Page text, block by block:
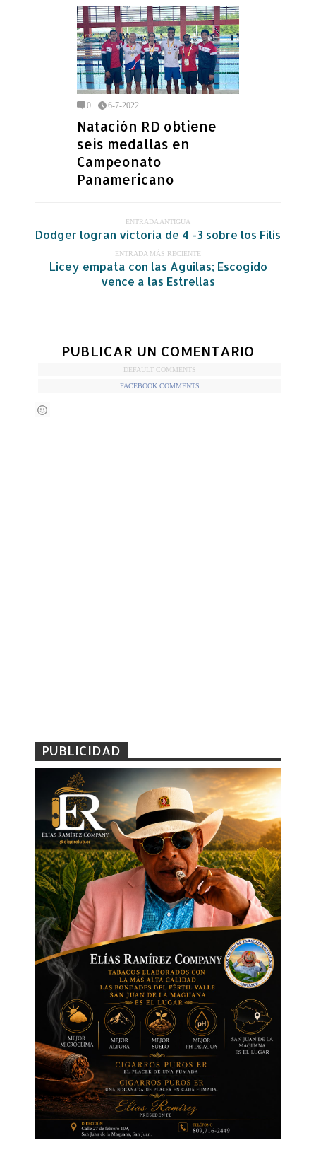
0 6-7-2022
Natación RD obtiene
seis medallas en
Campeonato
Panamericano
ENTRADA ANTIGUA
Dodger logran victoria de 4 -3 sobre los Filis
ENTRADA MÁS RECIENTE
Licey empata con las Aguilas; Escogido
vence a las Estrellas
PUBLICAR UN COMENTARIO
DEFAULT COMMENTS
FACEBOOK COMMENTS
PUBLICIDAD